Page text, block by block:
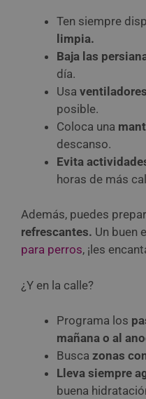
Ten siempre
limpia.
Baja las
día.
Usa
posible.
Coloca una
descanso.
Evita
horas de más
Además, puedes
refrescantes. Un buen
para perros, ¡les
¿Y en la calle?
Programa los
mañana o al
Busca zonas
Lleva siempre
buena